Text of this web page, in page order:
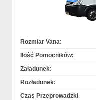
Rozmiar Vana:
Ilość Pomocników:
Załadunek:
Rozładunek:
Czas Przeprowadzki